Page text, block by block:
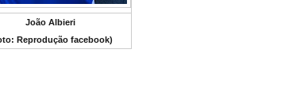
João Albieri
Reprodução facebook)